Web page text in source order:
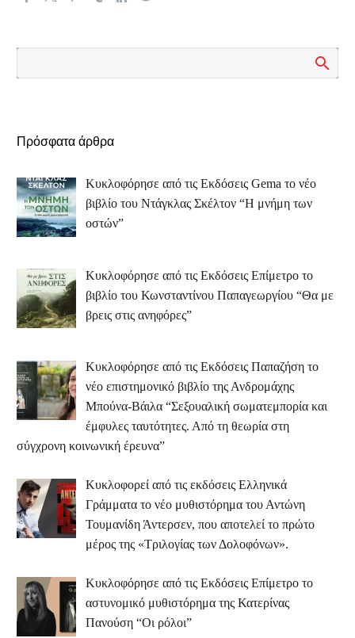
Πρόσφατα άρθρα
Κυκλοφόρησε από τις Εκδόσεις Gema το νέο
βιβλίο του Ντάγκλας Σκέλτον “Η μνήμη των
οστών”
Κυκλοφόρησε από τις Εκδόσεις Επίμετρο το
βιβλίο του Κωνσταντίνου Παπαγεωργίου “Θα με
βρεις στις ανηφόρες”
Κυκλοφόρησε από τις Εκδόσεις Παπαζήση το
νέο επιστημονικό βιβλίο της Ανδρομάχης
Μπούνα-Βάιλα “Σεξουαλική σωματεμπορία και
έμφυλες ταυτότητες. Από τη θεωρία στη
σύγχρονη κοινωνική έρευνα”
Κυκλοφορεί από τις εκδόσεις Ελληνικά
Γράμματα το νέο μυθιστόρημα του Αντώνη
Τουμανίδη Άντερσεν, που αποτελεί το πρώτο
μέρος της «Τριλογίας των Δολοφόνων».
Κυκλοφόρησε από τις Εκδόσεις Επίμετρο το
αστυνομικό μυθιστόρημα της Κατερίνας
Πανούση “Οι ρόλοι”